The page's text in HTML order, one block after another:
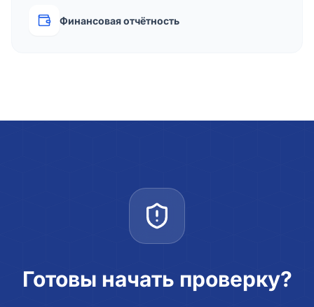
Финансовая отчётность
Готовы начать проверку?